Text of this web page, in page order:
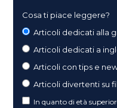
Cosa ti piace leggere?
Articoli dedicati alla
Articoli dedicati a
Articoli con tips e
Articoli divertenti su
In quanto di età